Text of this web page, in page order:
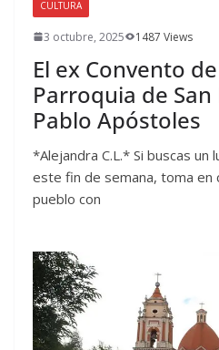
CULTURA
3 octubre, 2025 1487 Views
El ex Convento
Parroquia de San
Pablo Apóstoles
*Alejandra C.L.* Si buscas
este fin de semana, toma en
pueblo con